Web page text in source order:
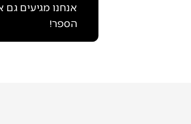
אנחנו מגיעים
הספר!